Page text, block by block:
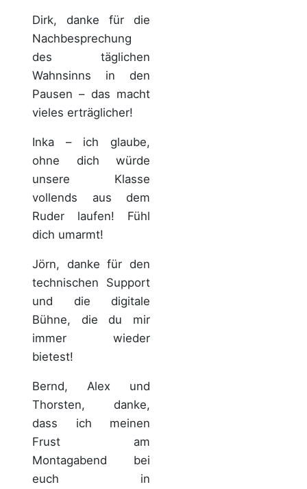
Dirk, danke für die
Nachbesprechung
des täglichen
Wahnsinns in den
Pausen – das macht
vieles erträglicher!
Inka – ich glaube,
ohne dich würde
unsere Klasse
vollends aus dem
Ruder laufen! Fühl
dich umarmt!
Jörn, danke für den
technischen Support
und die digitale
Bühne, die du mir
immer wieder
bietest!
Bernd, Alex und
Thorsten, danke,
dass ich meinen
Frust am
Montagabend bei
euch in